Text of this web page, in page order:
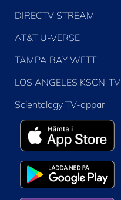
DIRECTV STREAM
AT&T U-VERSE
TAMPA BAY WFTT
LOS ANGELES KSCN-TV
Scientology TV-appar